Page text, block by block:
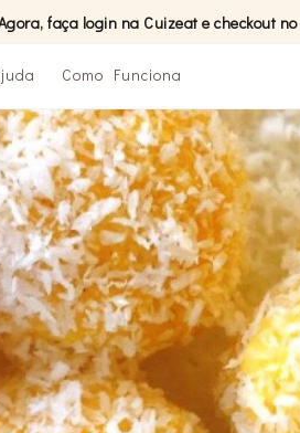
faça login na Cuizeat e checkout
Como Funciona